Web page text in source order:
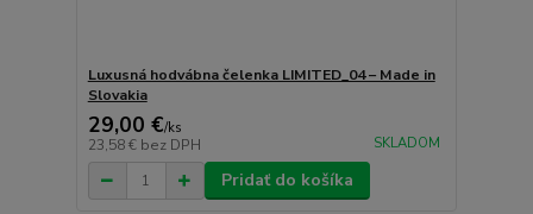
Luxusná hodvábna čelenka LIMITED_04 – Made in
Slovakia
29,00 €/ks
23,58 € bez DPH SKLADOM
Pridať do košíka